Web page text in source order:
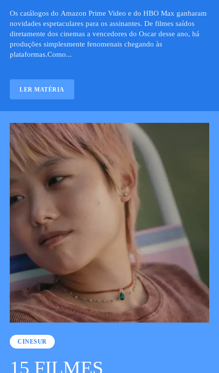
Os catálogos do Amazon Prime Video e do HBO Max ganharam
novidades espetaculares para os assinantes. De filmes saídos
diretamente dos cinemas a vencedores do Oscar desse ano, há
produções simplesmente fenomenais chegando às
plataformas.Como...
LER MATÉRIA
CINESUR
15 FILMES